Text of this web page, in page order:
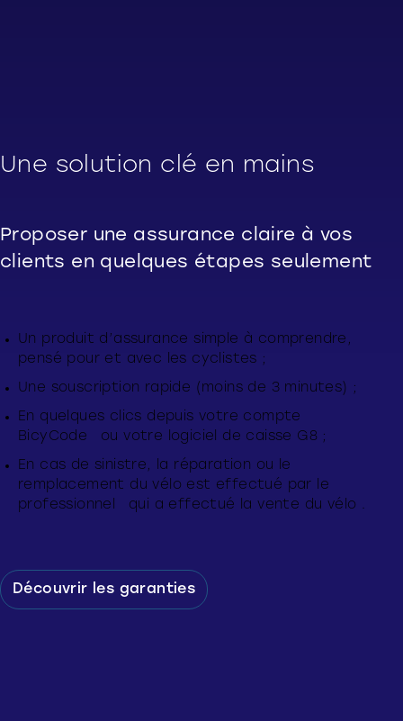
Une solution clé en mains
Proposer une assurance claire à vos
clients en quelques étapes seulement
Un produit d’assurance simple à comprendre,
pensé pour et avec les cyclistes ;
Une souscription rapide (moins de 3 minutes) ;
En quelques clics depuis votre compte
BicyCode ou votre logiciel de caisse G8 ;
En cas de sinistre, la réparation ou le
remplacement du vélo est effectué par le
professionnel qui a effectué la vente du vélo .
Découvrir les garanties